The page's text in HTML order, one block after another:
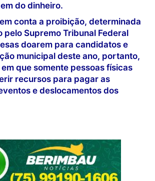
do dinheiro.
conta a proibição, determinada
pelo Supremo Tribunal Federal
doarem para candidatos e
municipal deste ano, portanto,
que somente pessoas físicas
recursos para pagar as
e deslocamentos dos